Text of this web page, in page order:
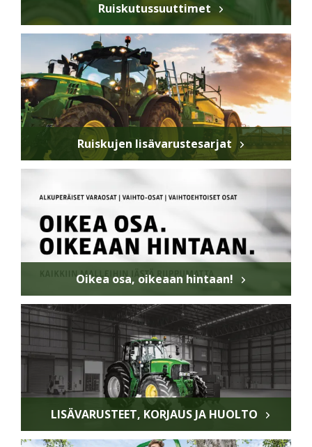
Ruiskutussuuttimet
Ruiskujen lisävarustesarjat
Oikea osa, oikeaan hintaan!
LISÄVARUSTEET, KORJAUS JA HUOLTO